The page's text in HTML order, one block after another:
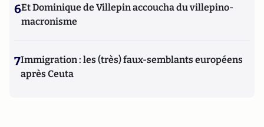
6Et Dominique de Villepin accoucha du villepino-
macronisme
7Immigration : les (très) faux-semblants européens
après Ceuta